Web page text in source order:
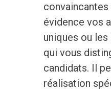
évidence vos
uniques ou
qui vous
candidats. Il
réalisation